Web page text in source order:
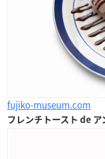
fujiko-museum.com
フレンチトースト de ア